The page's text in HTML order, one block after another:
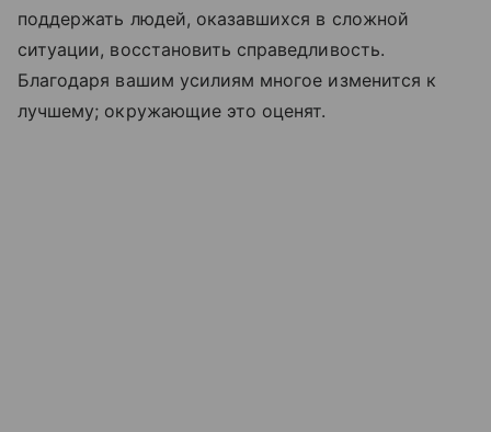
поддержать людей, оказавшихся в сложной
ситуации, восстановить справедливость.
Благодаря вашим усилиям многое изменится к
лучшему; окружающие это оценят.